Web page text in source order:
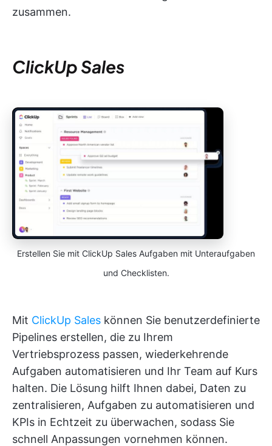
zusammen.
ClickUp Sales
Erstellen Sie mit ClickUp Sales Aufgaben mit Unteraufgaben
und Checklisten.
Mit ClickUp Sales können Sie benutzerdefinierte
Pipelines erstellen, die zu Ihrem
Vertriebsprozess passen, wiederkehrende
Aufgaben automatisieren und Ihr Team auf Kurs
halten. Die Lösung hilft Ihnen dabei, Daten zu
zentralisieren, Aufgaben zu automatisieren und
KPIs in Echtzeit zu überwachen, sodass Sie
schnell Anpassungen vornehmen können.